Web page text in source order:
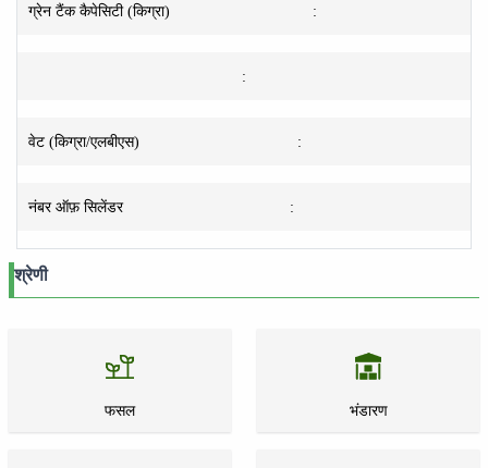
ग्रेन टैंक कैपेसिटी (किग्रा) :
:
वेट (किग्रा/एलबीएस) :
नंबर ऑफ़ सिलेंडर :
श्रेणी
फसल भंडारण